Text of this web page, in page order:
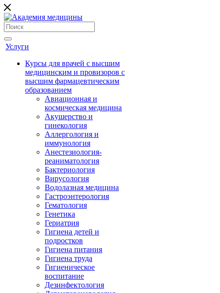
Услуги
Курсы для врачей с высшим
медицинским и провизоров с
высшим фармацевтическим
образованием
Авиационная и
космическая медицина
Акушерство и
гинекология
Аллергология и
иммунология
Анестезиология-
реаниматология
Бактериология
Вирусология
Водолазная медицина
Гастроэнтерология
Гематология
Генетика
Гериатрия
Гигиена детей и
подростков
Гигиена питания
Гигиена труда
Гигиеническое
воспитание
Дезинфектология